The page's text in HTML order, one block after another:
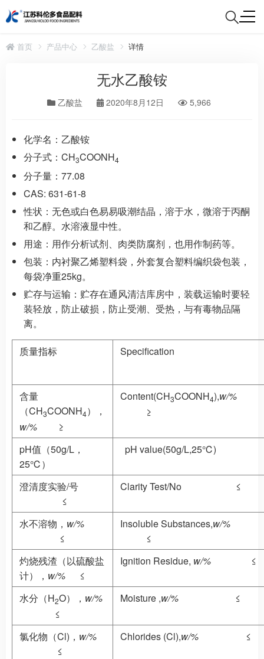
首页 产品中心 乙酸盐 详情
无水乙酸铵
乙酸盐 2020年8月12日 5,966
化学名： 乙酸铵
分子式： CH3COONH4
分子量： 77.08
CAS: 631-61-8
性状： 无色或白色易易吸潮结晶，溶于水，微溶于丙酮
和乙醇。水溶液显中性。
用途： 用作分析试剂、肉类防腐剂，也用作制药等。
包装： 内衬聚乙烯塑料袋，外套复合塑料编织袋包装，
每袋净重25kg。
贮存与运输： 贮存在通风清洁库房中，装载运输时要轻
装轻放，防止破损，防止受潮、受热，与有毒物品隔
离。
质量指标 Specification
含量
（CH3COONH4），
w/%
≥
Content(CH3COONH4),w/%
≥
pH值（50g/L，
25℃）
pH value(50g/L,25℃)
澄清度实验/号
≤
Clarity Test/No ≤
水不溶物， w/%
≤
Insoluble Substances,w/%
≤
灼烧残渣（以硫酸盐
计）， w/% ≤
Ignition Residue, w/% ≤
水分（H2O）， w/%
≤
Moisture ,w/% ≤
氯化物（Cl)， w/%
≤
Chlorides (Cl),w/% ≤